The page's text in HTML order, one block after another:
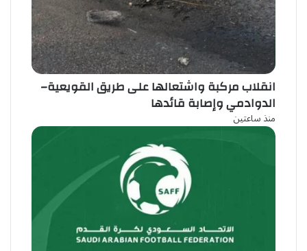
انقلاب مركبة واشتعالها على طريق القويعية–
الدوادمي وإصابة قائدها
منذ ساعتين